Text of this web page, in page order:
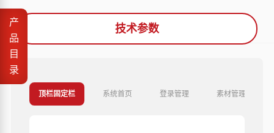
技术参数
顶栏固定栏 系统首页 登录管理 素材管理
产
品
目
录